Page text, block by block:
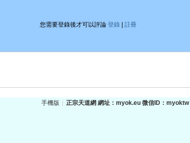
您需要登錄後才可以評論 登錄 註冊
手機版 正宗天道網 網址：myok.eu 微信ID：myoktw